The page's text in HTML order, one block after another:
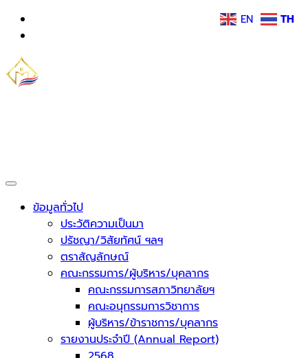
Skip
content
ข้อมูลทั่วไป
ประวัติความเป็นมา
ปรัชญา/วิสัยทัศน์ ฯลฯ
ตราสัญลักษณ์
คณะกรรมการ/ผู้บริหาร/บุคลากร
คณะกรรมการสภาวิทยาลัยฯ
คณะอนุกรรมการวิชาการ
ผู้บริหาร/ข้าราชการ/บุคลากร
รายงานประจำปี (Annual Report)
EN TH